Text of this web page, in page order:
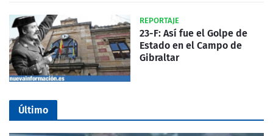
REPORTAJE
23-F: Así fue el Golpe de
Estado en el Campo de
Gibraltar
Último